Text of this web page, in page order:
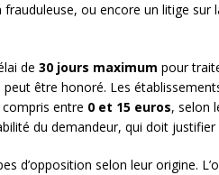
frauduleuse, ou encore un litige sur
de 30 jours maximum pour
être honoré. Les
entre 0 et 15 euros, selon
du demandeur, qui doit
d’opposition selon leur origine.